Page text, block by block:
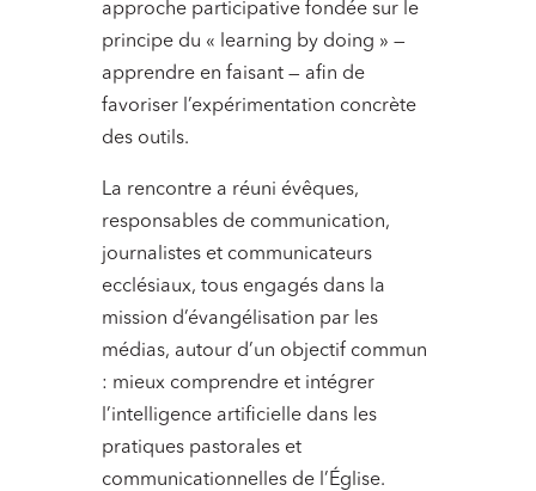
approche participative fondée sur le
principe du « learning by doing » —
apprendre en faisant — afin de
favoriser l’expérimentation concrète
des outils.
La rencontre a réuni évêques,
responsables de communication,
journalistes et communicateurs
ecclésiaux, tous engagés dans la
mission d’évangélisation par les
médias, autour d’un objectif commun
: mieux comprendre et intégrer
l’intelligence artificielle dans les
pratiques pastorales et
communicationnelles de l’Église.